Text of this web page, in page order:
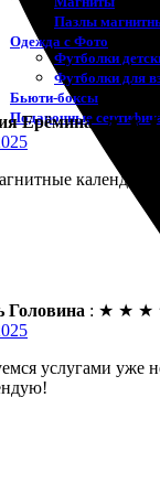
Пазлы
Одежда с Фото
Футболки
Футболки для
Бьюти-боксы
Подарочные
Ерёмина : ★ ★ ★
Головина : ★ ★ ★
услугами уже